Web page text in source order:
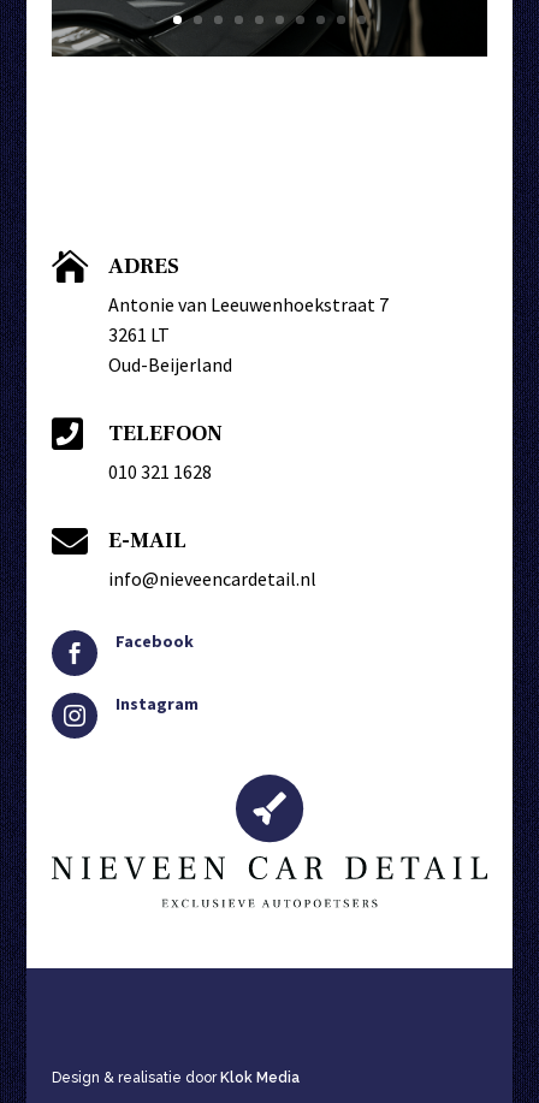
 ADRES
Antonie van Leeuwenhoekstraat 7
3261 LT
Oud-Beijerland
 TELEFOON
010 321 1628
 E-MAIL
info@nieveencardetail.nl

Facebook

Instagram
Design & realisatie doorKlok Media